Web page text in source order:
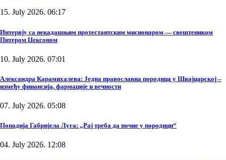
15. July 2026. 06:17
Интервју са некадашњим протестантским мисионаром — свештеником
Питером Џексоном
10. July 2026. 07:01
Александра Карамихалева: Једна православна породица у Швајцарској –
између финансија, фармације и вечности
07. July 2026. 05:08
Попадија Габријела Луга: „Рај треба да почне у породици“
04. July 2026. 12:08